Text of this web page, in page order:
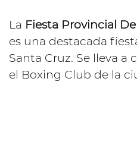
La Fiesta Provincial
es una destacada
Santa Cruz. Se lleva a
el Boxing Club de la